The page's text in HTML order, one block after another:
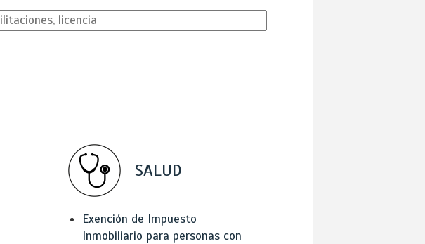
SALUD
Exención de Impuesto
Inmobiliario para personas con